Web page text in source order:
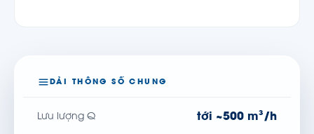
DẢI THÔNG SỐ CHUNG
Lưu lượng Q tới ~500 m³/h